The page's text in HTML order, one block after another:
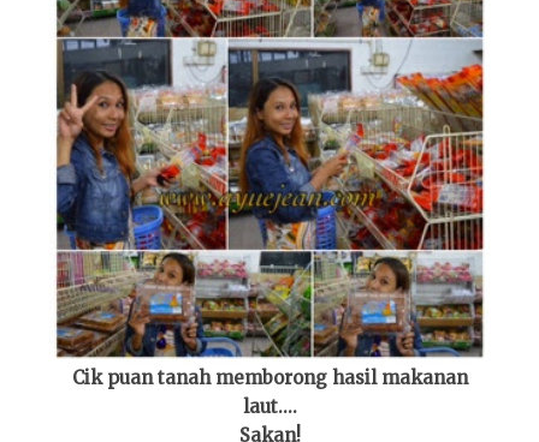
Cik puan tanah memborong hasil makanan
laut....
Sakan!